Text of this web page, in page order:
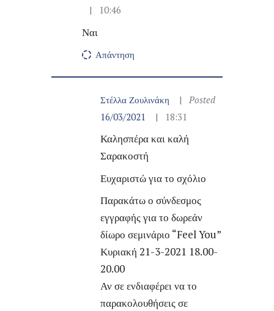
10:46
Ναι
Απάντηση
Στέλλα Ζουλινάκη
Posted
16/03/2021
18:31
Καλησπέρα και καλή
Σαρακοστή
Ευχαριστώ για το σχόλιο
Παρακάτω ο σύνδεσμος
εγγραφής για το δωρεάν
δίωρο σεμινάριο “Feel You”
Κυριακή 21-3-2021 18.00-
20.00
Αν σε ενδιαφέρει να το
παρακολουθήσεις σε